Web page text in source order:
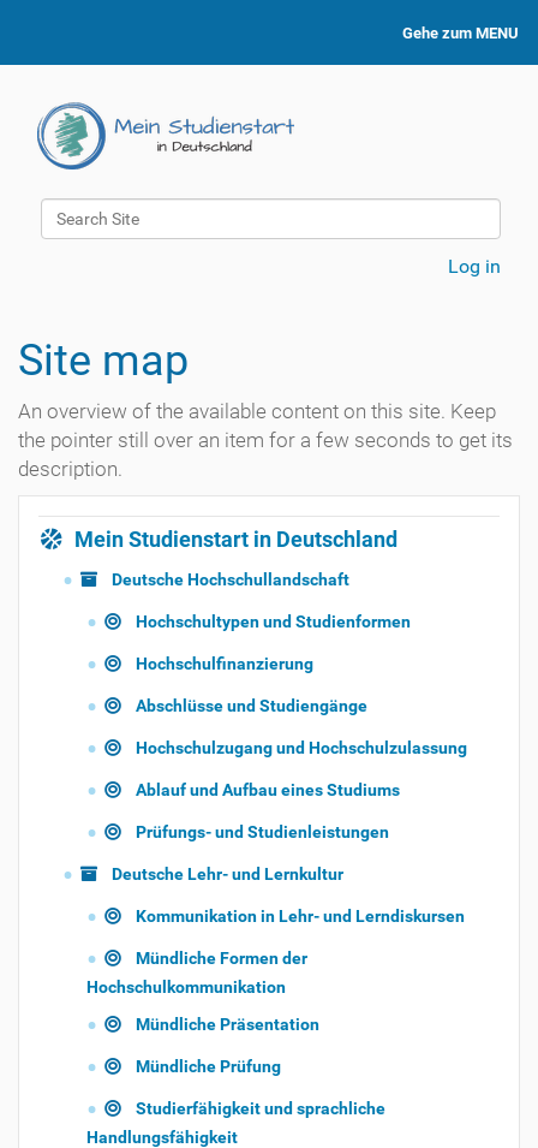
Gehe zum MENU
Search Site
Log in
Site map
An overview of the available content on this site. Keep
the pointer still over an item for a few seconds to get its
description.
Mein Studienstart in Deutschland
Deutsche Hochschullandschaft
Hochschultypen und Studienformen
Hochschulfinanzierung
Abschlüsse und Studiengänge
Hochschulzugang und Hochschulzulassung
Ablauf und Aufbau eines Studiums
Prüfungs- und Studienleistungen
Deutsche Lehr- und Lernkultur
Kommunikation in Lehr- und Lerndiskursen
Mündliche Formen der
Hochschulkommunikation
Mündliche Präsentation
Mündliche Prüfung
Studierfähigkeit und sprachliche
Handlungsfähigkeit